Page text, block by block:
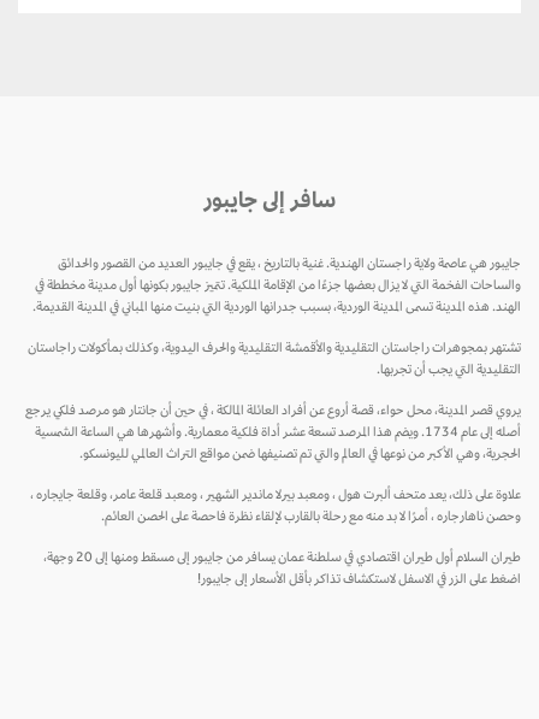
سافر إلى جايبور
جايبور هي عاصمة ولاية راجستان الهندية. غنية بالتاريخ ، يقع في جايبور العديد من القصور والحدائق
والساحات الفخمة التي لا يزال بعضها جزءًا من الإقامة الملكية. تتميز جايبور بكونها أول مدينة مخططة في
الهند. هذه المدينة تسمى المدينة الوردية، بسبب جدرانها الوردية التي بنيت منها المباني في المدينة القديمة.
تشتهر بمجوهرات راجاستان التقليدية والأقمشة التقليدية والحرف اليدوية، وكذلك بمأكولات راجاستان
التقليدية التي يجب أن تجربها.
يروي قصر المدينة، محل حواء، قصة أروع عن أفراد العائلة المالكة ، في حين أن جانتار هو مرصد فلكي يرجع
أصله إلى عام 1734. ويضم هذا المرصد تسعة عشر أداة فلكية معمارية. وأشهرها هي الساعة الشمسية
الحجرية، وهي الأكبر من نوعها في العالم والتي تم تصنيفها ضمن مواقع التراث العالمي لليونسكو.
علاوة على ذلك، يعد متحف ألبرت هول ، ومعبد بيرلا ماندير الشهير ، ومعبد قلعة عامر، وقلعة جايجاره ،
وحصن ناهارجاره ، أمرًا لا بد منه مع رحلة بالقارب لإلقاء نظرة فاحصة على الحصن العائم.
طيران السلام أول طيران اقتصادي في سلطنة عمان يسافر من جايبور إلى مسقط ومنها إلى 20 وجهة،
اضغط على الزر في الاسفل لاستكشاف تذاكر بأقل الأسعار إلى جايبور!